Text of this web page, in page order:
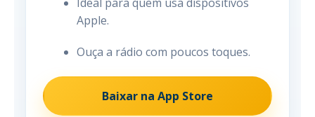
Apple.
Ouça a rádio com poucos toques.
Baixar na App Store